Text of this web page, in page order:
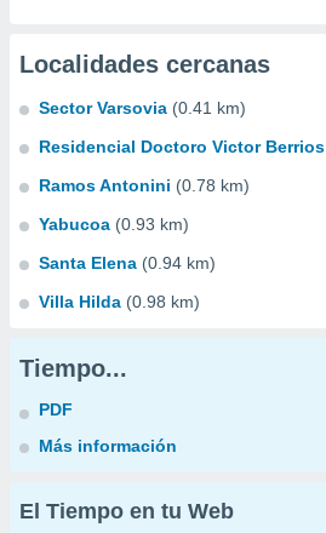
Localidades cercanas
Sector Varsovia (0.41 km)
Residencial Doctoro Victor Berrios
Ramos Antonini (0.78 km)
Yabucoa (0.93 km)
Santa Elena (0.94 km)
Villa Hilda (0.98 km)
Tiempo...
PDF
Más información
El Tiempo en tu Web